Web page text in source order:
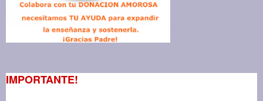
IMPORTANTE!